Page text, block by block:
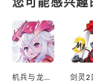
机兵与龙日服 剑灵2